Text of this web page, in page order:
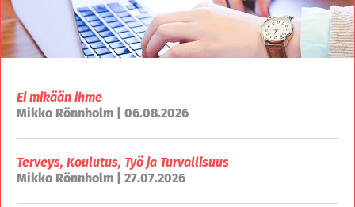
Ei mikään ihme
Mikko Rönnholm | 06.08.2026
Terveys, Koulutus, Työ ja Turvallisuus
Mikko Rönnholm | 27.07.2026